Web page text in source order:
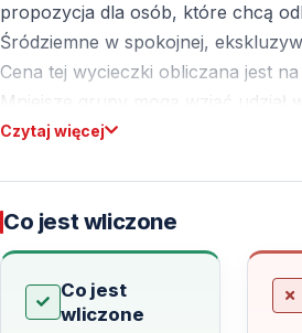
propozycja dla osób, które chcą
Śródziemne w spokojnej,
Cena tej wycieczki obliczana jest na
Mniejsze grupy mogą wziąć udział
obowiązujeopłata jak za 6 osób
Wycieczka rozpoczyna się w
rzece Manavgat . Jednym z
Czytaj więcej
Co jest wliczone
Co jest
wliczone